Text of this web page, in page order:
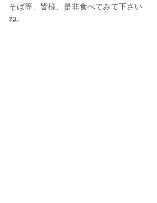
そば等、皆様、是非食べてみて下さい
ね。